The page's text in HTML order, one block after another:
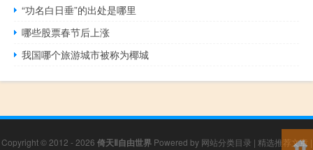
“功名白日垂”的出处是哪里
哪些股票春节后上涨
我国哪个旅游城市被称为椰城
Copyright © 2012 - 2026 倚天Ⅱ自由世界Powered by 网站分类目录 | 精选推荐文章 |